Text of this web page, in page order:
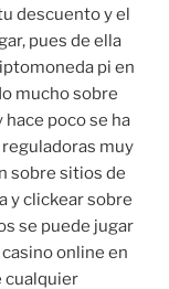
descuento y el
pues de ella
pi en
mucho sobre
poco se ha
muy
sobre sitios de
y clickear sobre
se puede jugar
online en
cualquier